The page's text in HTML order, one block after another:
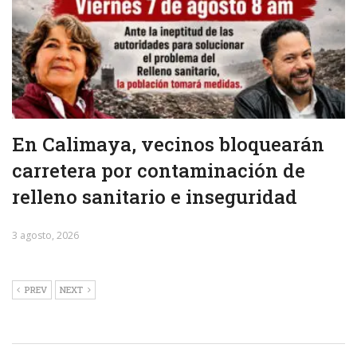
En Calimaya, vecinos bloquearán
carretera por contaminación de
relleno sanitario e inseguridad
3 agosto, 2026
PREV NEXT